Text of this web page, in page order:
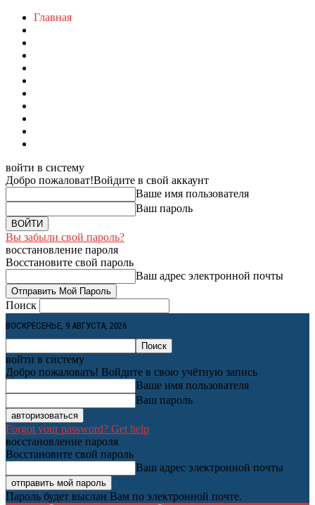
Главная
войти в систему
Добро пожаловат!Войдите в свой аккаунт
Ваше имя пользователя
Ваш пароль
Вы забыли свой пароль?
восстановление пароля
Восстановите свой пароль
Ваш адрес электронной почты
Поиск
ВОСКРЕСЕНЬЕ, 9 АВГУСТА, 2026
войти в систему
Добро пожаловать! Войдите в свою учётную запись
Ваше имя пользователя
Ваш пароль
Forgot your password? Get help
восстановление пароля
Восстановите свой пароль
Ваш адрес электронной почты
Пароль будет выслан Вам по электронной почте.